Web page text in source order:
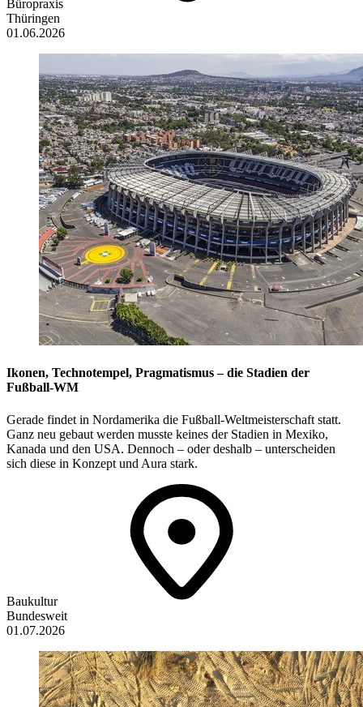
Büropraxis
Thüringen
01.06.2026
Ikonen, Technotempel, Pragmatismus – die Stadien der
Fußball-WM
Gerade findet in Nordamerika die Fußball-Weltmeisterschaft statt.
Ganz neu gebaut werden musste keines der Stadien in Mexiko,
Kanada und den USA. Dennoch – oder deshalb – unterscheiden
sich diese in Konzept und Aura stark.
Baukultur
Bundesweit
01.07.2026